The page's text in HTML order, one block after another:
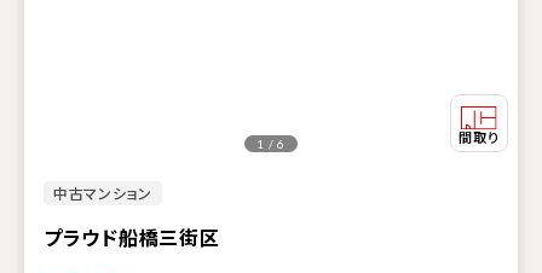
中古マンション
プラウド船橋三街区
1 / 6